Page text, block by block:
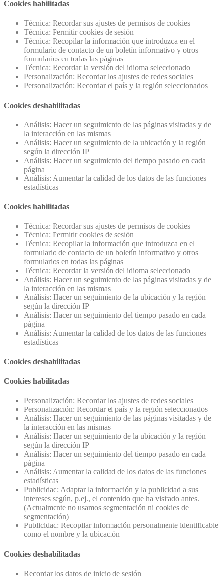
Cookies habilitadas
Técnica: Recordar sus ajustes de permisos de cookies
Técnica: Permitir cookies de sesión
Técnica: Recopilar la información que introduzca en el
formulario de contacto de un boletín informativo y otros
formularios en todas las páginas
Técnica: Recordar la versión del idioma seleccionado
Personalización: Recordar los ajustes de redes sociales
Personalización: Recordar el país y la región seleccionados
Cookies deshabilitadas
Análisis: Hacer un seguimiento de las páginas visitadas y de
la interacción en las mismas
Análisis: Hacer un seguimiento de la ubicación y la región
según la dirección IP
Análisis: Hacer un seguimiento del tiempo pasado en cada
página
Análisis: Aumentar la calidad de los datos de las funciones
estadísticas
Cookies habilitadas
Técnica: Recordar sus ajustes de permisos de cookies
Técnica: Permitir cookies de sesión
Técnica: Recopilar la información que introduzca en el
formulario de contacto de un boletín informativo y otros
formularios en todas las páginas
Técnica: Recordar la versión del idioma seleccionado
Análisis: Hacer un seguimiento de las páginas visitadas y de
la interacción en las mismas
Análisis: Hacer un seguimiento de la ubicación y la región
según la dirección IP
Análisis: Hacer un seguimiento del tiempo pasado en cada
página
Análisis: Aumentar la calidad de los datos de las funciones
estadísticas
Cookies deshabilitadas
Cookies habilitadas
Personalización: Recordar los ajustes de redes sociales
Personalización: Recordar el país y la región seleccionados
Análisis: Hacer un seguimiento de las páginas visitadas y de
la interacción en las mismas
Análisis: Hacer un seguimiento de la ubicación y la región
según la dirección IP
Análisis: Hacer un seguimiento del tiempo pasado en cada
página
Análisis: Aumentar la calidad de los datos de las funciones
estadísticas
Publicidad: Adaptar la información y la publicidad a sus
intereses según, p.ej., el contenido que ha visitado antes.
(Actualmente no usamos segmentación ni cookies de
segmentación)
Publicidad: Recopilar información personalmente identificable
como el nombre y la ubicación
Cookies deshabilitadas
Recordar los datos de inicio de sesión